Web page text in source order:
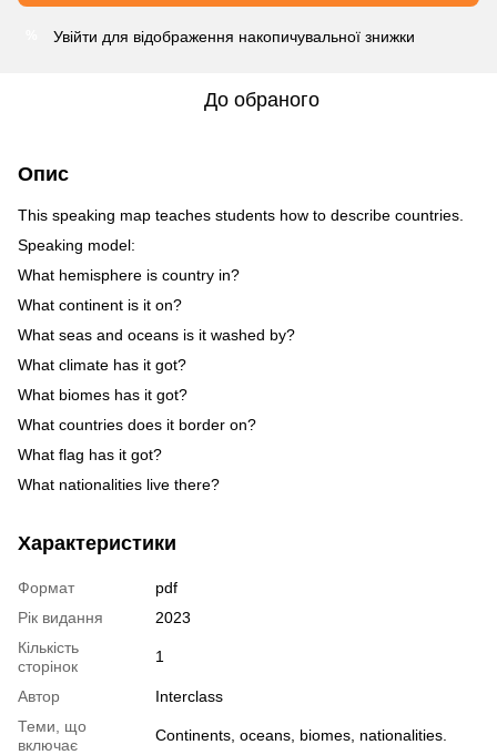
Увійти для відображення накопичувальної знижки
До обраного
Опис
This speaking map teaches students how to describe countries.
Speaking model:
What hemisphere is country in?
What continent is it on?
What seas and oceans is it washed by?
What climate has it got?
What biomes has it got?
What countries does it border on?
What flag has it got?
What nationalities live there?
Характеристики
Формат
pdf
Рік видання
2023
Кількість
сторінок
1
Автор
Interclass
Теми, що
включає
Continents, oceans, biomes, nationalities.